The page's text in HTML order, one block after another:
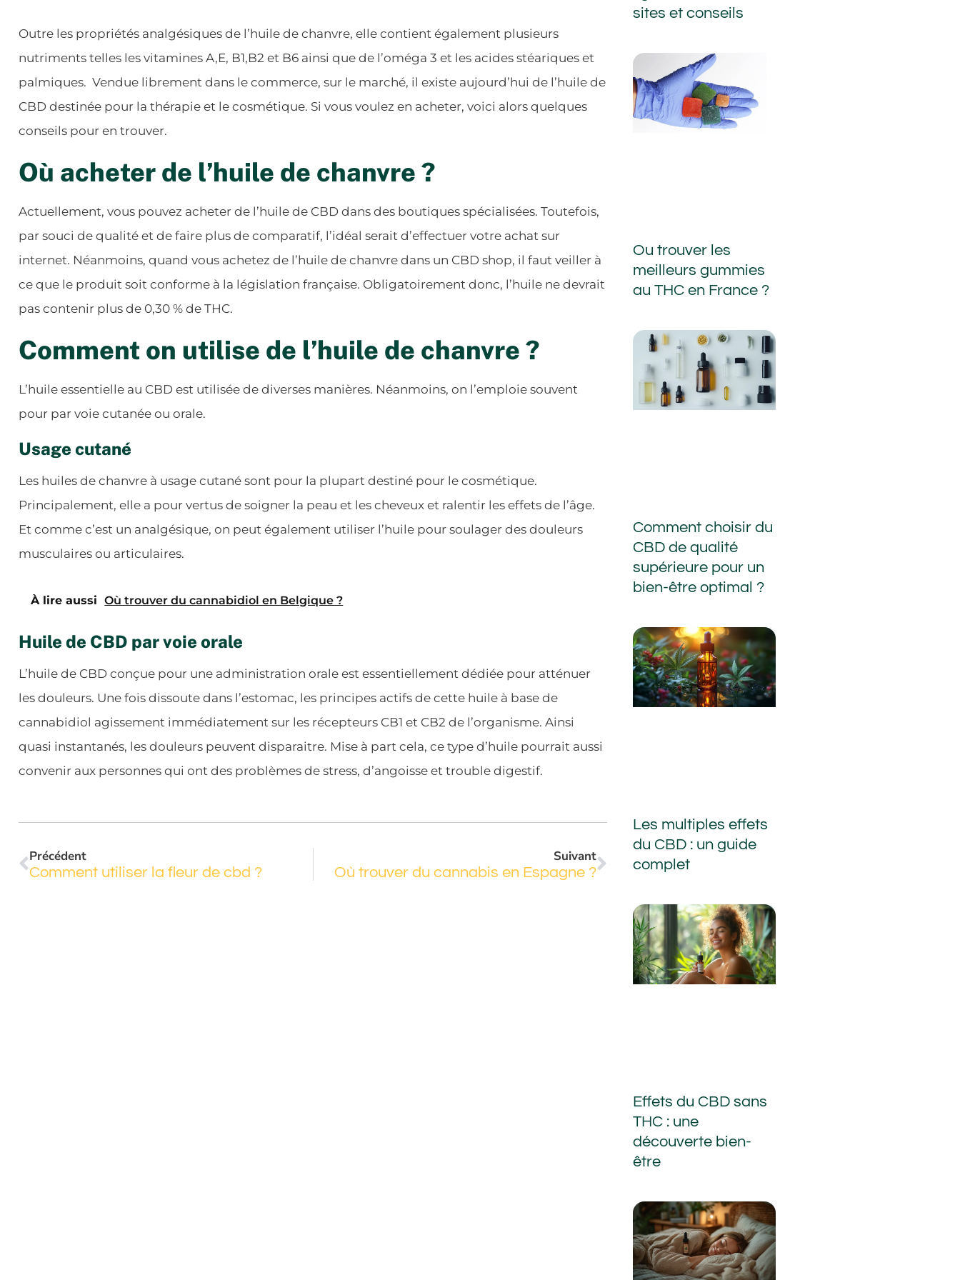
Outre les propriétés analgésiques de l’huile de chanvre, elle contient également plusieurs
nutriments telles les vitamines A,E, B1,B2 et B6 ainsi que de l’oméga 3 et les acides stéariques et
palmiques. Vendue librement dans le commerce, sur le marché, il existe aujourd’hui de l’huile de
CBD destinée pour la thérapie et le cosmétique. Si vous voulez en acheter, voici alors quelques
conseils pour en trouver.
Où acheter de l’huile de chanvre ?
Actuellement, vous pouvez acheter de l’huile de CBD dans des boutiques spécialisées. Toutefois,
par souci de qualité et de faire plus de comparatif, l’idéal serait d’effectuer votre achat sur
internet. Néanmoins, quand vous achetez de l’huile de chanvre dans un CBD shop, il faut veiller à
ce que le produit soit conforme à la législation française. Obligatoirement donc, l’huile ne devrait
pas contenir plus de 0,30 % de THC.
Comment on utilise de l’huile de chanvre ?
L’huile essentielle au CBD est utilisée de diverses manières. Néanmoins, on l’emploie souvent
pour par voie cutanée ou orale.
Usage cutané
Les huiles de chanvre à usage cutané sont pour la plupart destiné pour le cosmétique.
Principalement, elle a pour vertus de soigner la peau et les cheveux et ralentir les effets de l’âge.
Et comme c’est un analgésique, on peut également utiliser l’huile pour soulager des douleurs
musculaires ou articulaires.
À lire aussi Où trouver du cannabidiol en Belgique ?
Huile de CBD par voie orale
L’huile de CBD conçue pour une administration orale est essentiellement dédiée pour atténuer
les douleurs. Une fois dissoute dans l’estomac, les principes actifs de cette huile à base de
cannabidiol agissement immédiatement sur les récepteurs CB1 et CB2 de l’organisme. Ainsi
quasi instantanés, les douleurs peuvent disparaitre. Mise à part cela, ce type d’huile pourrait aussi
convenir aux personnes qui ont des problèmes de stress, d’angoisse et trouble digestif.
Précédent
Comment utiliser la fleur de cbd ?
Suivant
Où trouver du cannabis en Espagne ?
sites et conseils
Ou trouver les
meilleurs gummies
au THC en France ?
Comment choisir du
CBD de qualité
supérieure pour un
bien-être optimal ?
Les multiples effets
du CBD : un guide
complet
Effets du CBD sans
THC : une
découverte bien-
être